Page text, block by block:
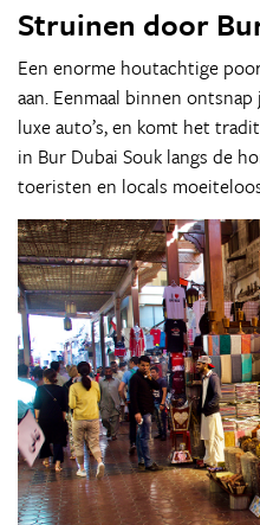
Struinen door
Een enorme houtachtige
aan. Eenmaal binnen
luxe auto’s, en komt het
in Bur Dubai Souk langs de
toeristen en locals